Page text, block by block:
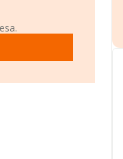
al sector, a nivel
las compañías es
de
alcanza